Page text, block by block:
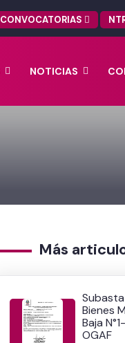
CONVOCATORIAS
NOTICIAS
Más
Bienes
Baja
OGAF